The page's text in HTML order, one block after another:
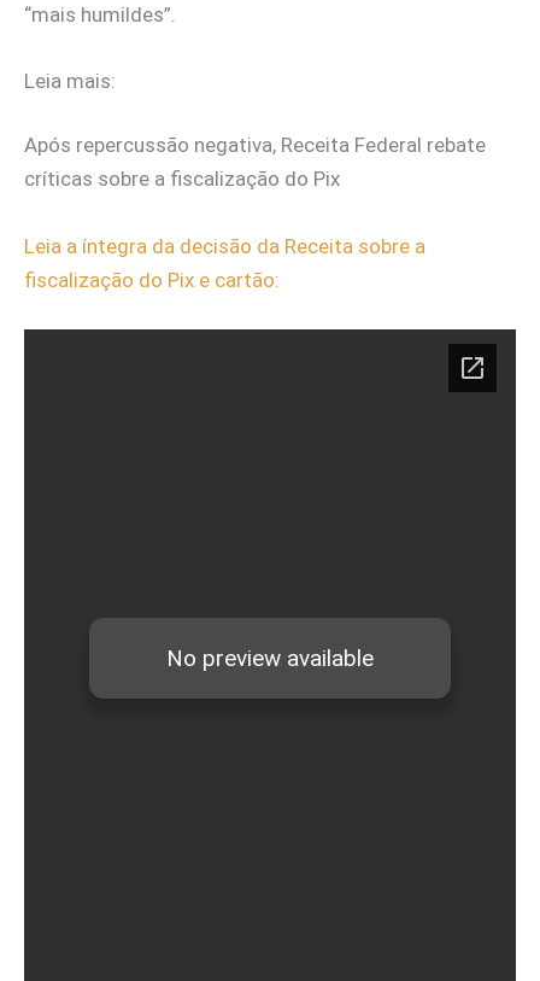
“mais humildes”.
Leia mais:
Após repercussão negativa, Receita Federal rebate
críticas sobre a fiscalização do Pix
Leia a íntegra da decisão da Receita sobre a
fiscalização do Pix e cartão: